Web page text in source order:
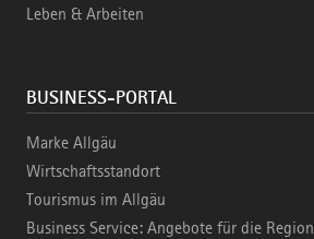
Leben & Arbeiten
BUSINESS-PORTAL
Marke Allgäu
Wirtschaftsstandort
Tourismus im Allgäu
Business Service: Angebote für die Region